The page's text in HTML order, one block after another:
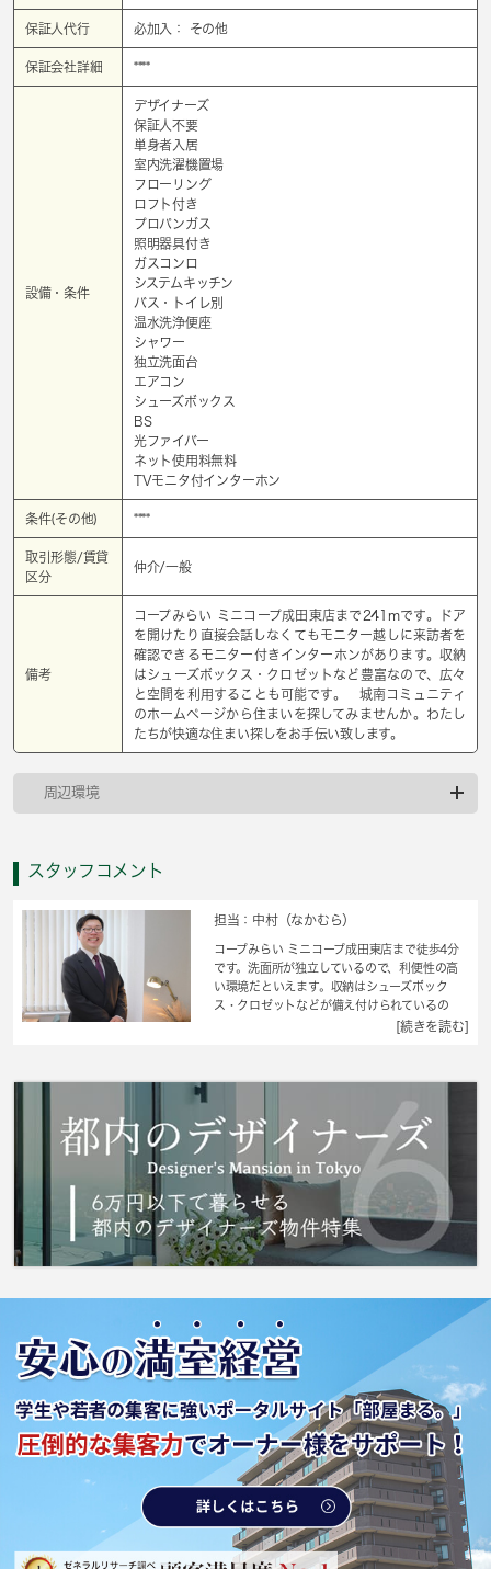
保証人代行 必加入： その他
保証会社詳細 ****
設備・条件
デザイナーズ
保証人不要
単身者入居
室内洗濯機置場
フローリング
ロフト付き
プロパンガス
照明器具付き
ガスコンロ
システムキッチン
バス・トイレ別
温水洗浄便座
シャワー
独立洗面台
エアコン
シューズボックス
BS
光ファイバー
ネット使用料無料
TVモニタ付インターホン
条件(その他) ****
取引形態/賃貸
区分
仲介/一般
備考
コープみらい ミニコープ成田東店まで241mです。ドア
を開けたり直接会話しなくてもモニター越しに来訪者を
確認できるモニター付きインターホンがあります。収納
はシューズボックス・クロゼットなど豊富なので、広々
と空間を利用することも可能です。 城南コミュニティ
のホームページから住まいを探してみませんか。わたし
たちが快適な住まい探しをお手伝い致します。
周辺環境
スタッフコメント
担当：中村（なかむら）
コープみらい ミニコープ成田東店まで徒歩4分
です。洗面所が独立しているので、利便性の高
い環境だといえます。収納はシューズボック
ス・クロゼットなどが備え付けられているの
で、衣類や日用品の収納に重宝します。玄関先
タイプのお部屋です。魅力も多い賃貸物件はい
です。杉並区の住まい探しを応援する 城南コ
ミュニティ。多くの方に支持される地元の不動
産会社として実績を重ねてきました、住まい探
しのことなら是非当社にお任せ下さい。
[続きを読む]